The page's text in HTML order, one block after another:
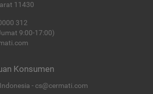
11430
312
9:00-17:00)
Konsumen
- cs@cermati.com